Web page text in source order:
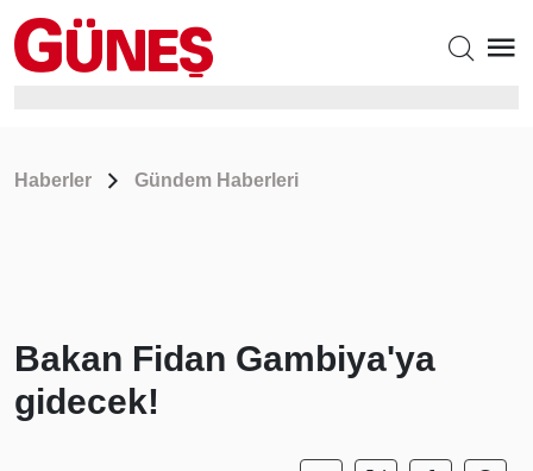
Haberler Gündem Haberleri
Bakan Fidan Gambiya'ya
gidecek!